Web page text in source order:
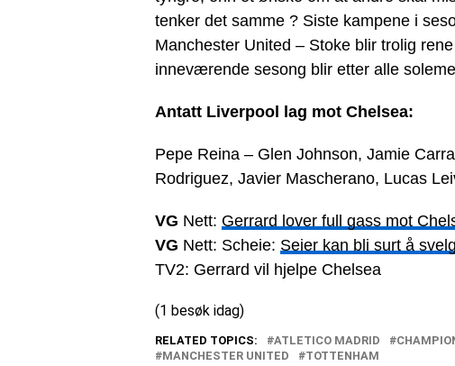
tenker det samme ? Siste kampene i
Manchester United – Stoke blir trolig
inneværende sesong blir etter alle
Antatt Liverpool lag mot Chelsea:
Pepe Reina – Glen Johnson, Jamie
Rodriguez, Javier Mascherano, Lucas
VG Nett: Gerrard lover full gass mot
VG Nett: Scheie: Seier kan bli surt å
TV2: Gerrard vil hjelpe Chelsea
(1 besøk idag)
RELATED TOPICS: ATLETICO MADRID
MANCHESTER UNITED
TOTTENHAM